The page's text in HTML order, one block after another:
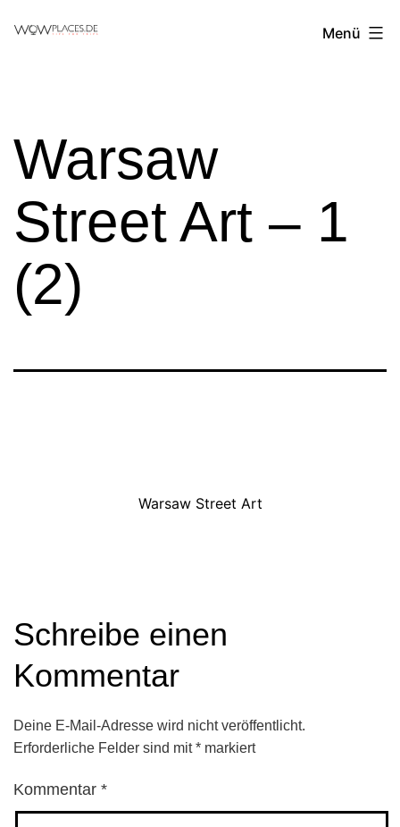
Reiseblog
Menü
Warsaw
Street Art – 1
(2)
Warsaw Street Art
Schreibe einen
Kommentar
Deine E-Mail-Adresse wird nicht veröffentlicht.
Erforderliche Felder sind mit* markiert
Kommentar *